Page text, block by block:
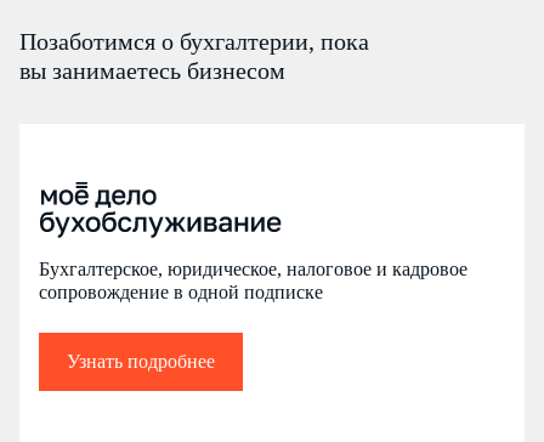
Позаботимся о бухгалтерии, пока
вы занимаетесь бизнесом
Бухгалтерское, юридическое, налоговое и кадровое
сопровождение в одной подписке
Узнать подробнее